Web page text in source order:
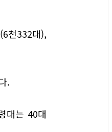
천332대),
.
대는 40대